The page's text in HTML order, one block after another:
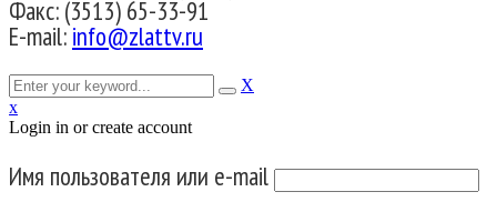
Факс: (3513) 65-33-91
E-mail:info@zlattv.ru
X
x
Login in or create account
Имя пользователя или e-mail